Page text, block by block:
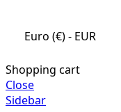
Euro (€) - EUR
Shopping cart
Close
Sidebar